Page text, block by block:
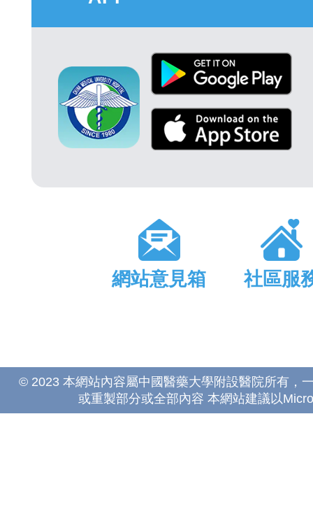
網站意見箱 社區服
© 2023 本網站內容屬中國醫藥大學附設醫院所有，
或重製部分或全部內容 本網站建議以